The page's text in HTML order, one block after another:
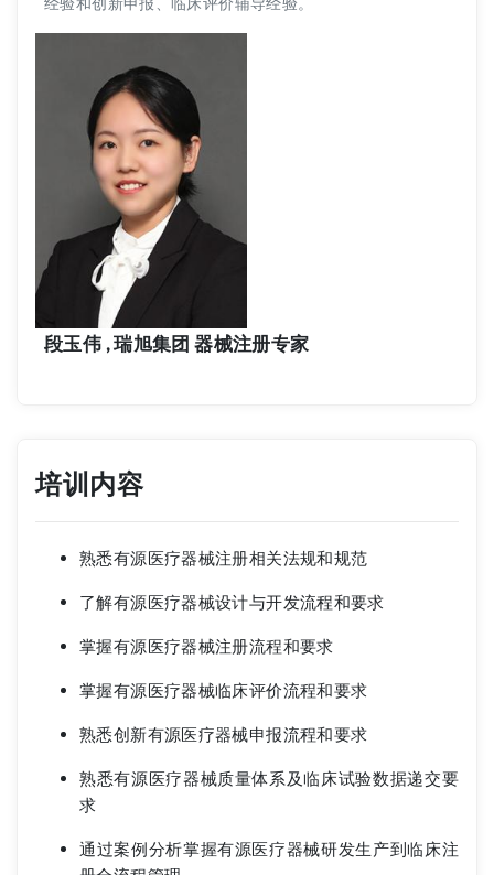
段玉伟 , 瑞旭集团 器械注册专家
培训内容
熟悉有源医疗器械注册相关法规和规范
了解有源医疗器械设计与开发流程和要求
掌握有源医疗器械注册流程和要求
掌握有源医疗器械临床评价流程和要求
熟悉创新有源医疗器械申报流程和要求
熟悉有源医疗器械质量体系及临床试验数据递交要
求
通过案例分析掌握有源医疗器械研发生产到临床注